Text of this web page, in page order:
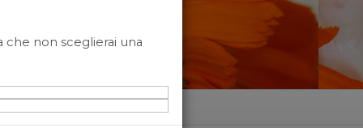
che non sceglierai una